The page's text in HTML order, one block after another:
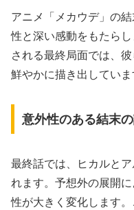
アニメ「メカウデ」の
性と深い感動をもたら
される最終局面では、
鮮やかに描き出していま
意外性のある結末
最終話では、ヒカルと
れます。予想外の展開
性が大きく変化します